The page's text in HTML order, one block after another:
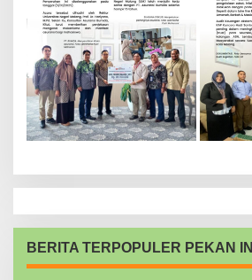
BERITA TERPOPULER PEKAN INI